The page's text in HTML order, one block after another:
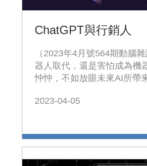
ChatGPT與行銷人
（2023年4月號564期動腦
器人取代，還是害怕成為機
忡忡，不如放眼未來AI所帶
2023-04-05